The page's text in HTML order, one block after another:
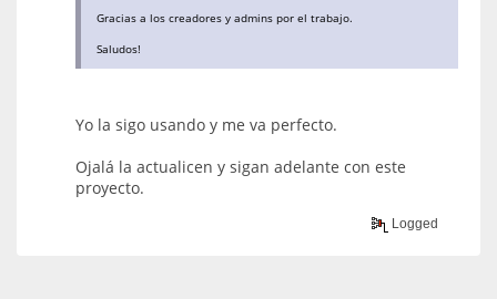
Gracias a los creadores y admins por el trabajo.
Saludos!
Yo la sigo usando y me va perfecto.
Ojalá la actualicen y sigan adelante con este
proyecto.
Logged